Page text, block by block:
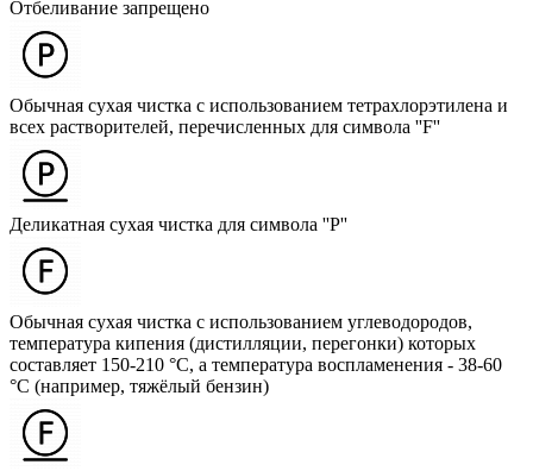
Отбеливание запрещено
Обычная сухая чистка с использованием тетрахлорэтилена и
всех растворителей, перечисленных для символа ''F''
Деликатная сухая чистка для символа ''P''
Обычная сухая чистка с использованием углеводородов,
температура кипения (дистилляции, перегонки) которых
составляет 150-210 °C, а температура воспламенения - 38-60
°C (например, тяжёлый бензин)